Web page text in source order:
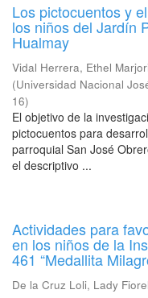
Los pictocuentos y
los niños del Jardín
Hualmay
Vidal Herrera, Ethel
(Universidad Nacional
16)
El objetivo de la
pictocuentos para
parroquial San José
el descriptivo ...
Actividades para
en los niños de la
461 “Medallita
De la Cruz Loli, Lady